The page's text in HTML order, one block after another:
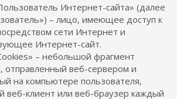
Интернет-сайта» (далее
– лицо, имеющее доступ к
сети Интернет и
Интернет-сайт.
– небольшой фрагмент
отправленный веб-сервером и
на компьютере пользователя,
веб-клиент или веб-браузер каждый